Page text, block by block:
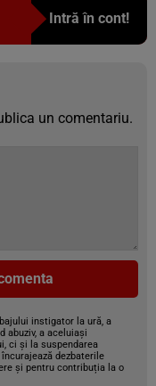
Intră în cont!
un comentariu.
instigator la ură, a
abuziv, a aceluiași
ci și la suspendarea
dezbaterile
și pentru contribuția la o